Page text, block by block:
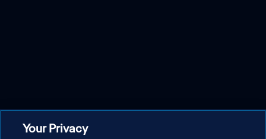
Your Privacy